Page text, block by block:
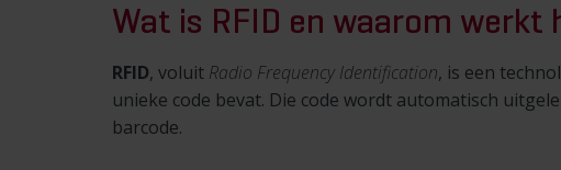
Wat is RFID en waarom
RFID, voluit Radio Frequency Identification, is een
unieke code bevat. Die code wordt automatisch
barcode.